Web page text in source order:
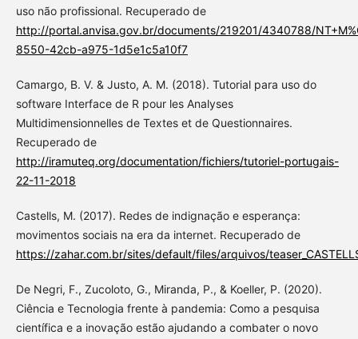
uso não profissional. Recuperado de
http://portal.anvisa.gov.br/documents/219201/4340788/
8550-42cb-a975-1d5e1c5a10f7
Camargo, B. V. & Justo, A. M. (2018). Tutorial para uso do
software Interface de R pour les Analyses
Multidimensionnelles de Textes et de Questionnaires.
Recuperado de
http://iramuteq.org/documentation/fichiers/tutoriel-portugais-
22-11-2018
Castells, M. (2017). Redes de indignação e esperança:
movimentos sociais na era da internet. Recuperado de
https://zahar.com.br/sites/default/files/arquivos/
De Negri, F., Zucoloto, G., Miranda, P., & Koeller, P. (2020).
Ciência e Tecnologia frente à pandemia: Como a pesquisa
científica e a inovação estão ajudando a combater o novo